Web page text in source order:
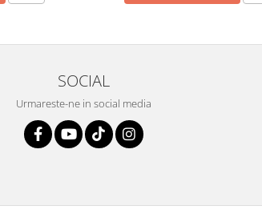
SOCIAL
Urmareste-ne in social media